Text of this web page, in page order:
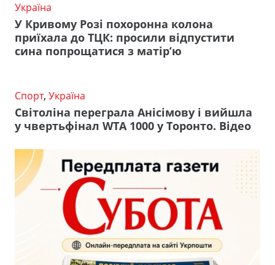
Україна
У Кривому Розі похоронна колона
приїхала до ТЦК: просили відпустити
сина попрощатися з матір’ю
Спорт, Україна
Світоліна переграла Анісімову і вийшла
у чвертьфінал WTA 1000 у Торонто. Відео